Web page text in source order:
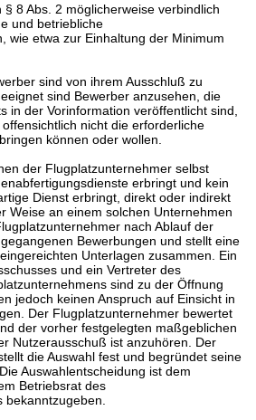
8 Abs. 2 möglicherweise verbindlich
und betriebliche
wie etwa zur Einhaltung der Minimum
sind von ihrem Ausschluß zu
sind Bewerber anzusehen, die
in der Vorinformation veröffentlicht sind,
nicht die erforderliche
können oder wollen.
der Flugplatzunternehmer selbst
erbringt und kein
Dienst erbringt, direkt oder indirekt
Weise an einem solchen Unternehmen
nach Ablauf der
Bewerbungen und stellt eine
Unterlagen zusammen. Ein
und ein Vertreter des
sind zu der Öffnung
jedoch keinen Anspruch auf Einsicht in
Der Flugplatzunternehmer bewertet
der vorher festgelegten maßgeblichen
Nutzerausschuß ist anzuhören. Der
die Auswahl fest und begründet seine
Auswahlentscheidung ist dem
Betriebsrat des